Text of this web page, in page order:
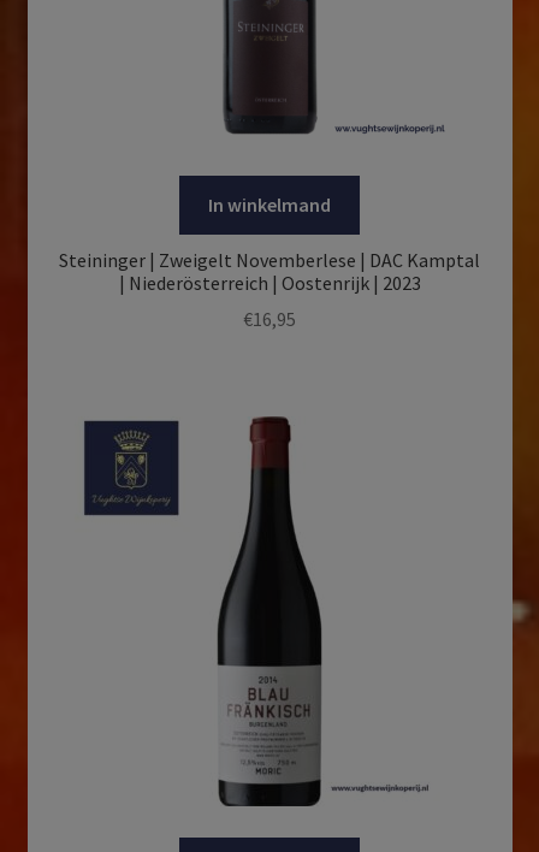
In winkelmand
Steininger | Zweigelt Novemberlese | DAC Kamptal
| Niederösterreich | Oostenrijk | 2023
€16,95